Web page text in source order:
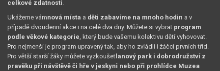
celkové zdatnosti
Ukážeme vámnová místa a děti zabavíme na mnoho hodin a v
případě dvoudenní akce i na celé dva dny. Můžete si vybrat program
podle věkové kategorie , který bude vašemu kolektivu dětí vyhovovat.
Pro nejmenší je program upravený tak, aby ho zvládli i žáčci prvních tříd.
Pro větší starší žáky můžete vyzkoušetlanový park i dobrodružství z
pravěku při návštěvě či hře v jeskyni nebo při prohlídce Muzea